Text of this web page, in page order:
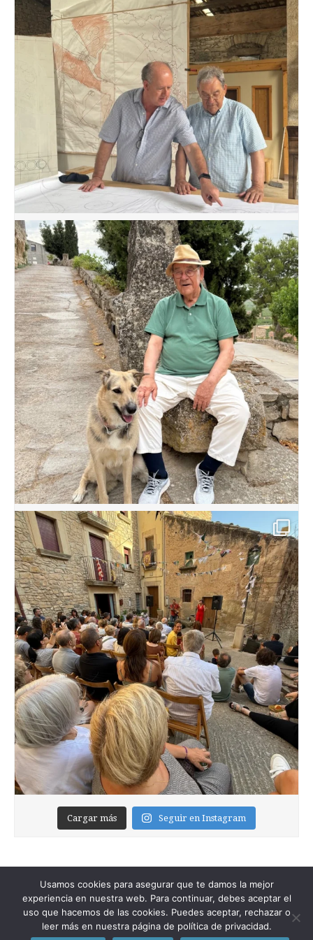
Cargar más Seguir en Instagram
Copyright © 2026 Foixblog . All Rights Reserved.
Usamos cookies para asegurar que te damos la mejor
experiencia en nuestra web. Para continuar, debes aceptar el
uso que hacemos de las cookies. Puedes aceptar, rechazar o
leer más en nuestra página de política de privacidad.